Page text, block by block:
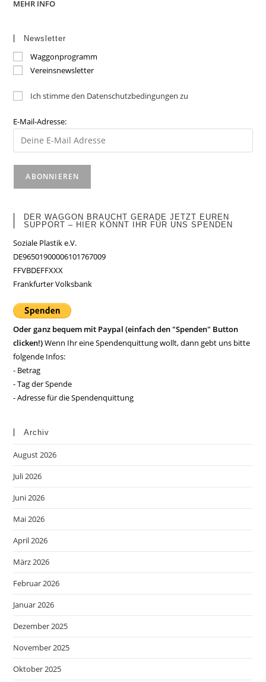
MEHR INFO
Newsletter
Waggonprogramm
Vereinsnewsletter
Ich stimme den Datenschutzbedingungen zu
E-Mail-Adresse:
DER WAGGON BRAUCHT GERADE JETZT EUREN
SUPPORT – HIER KÖNNT IHR FÜR UNS SPENDEN
Soziale Plastik e.V.
DE96501900006101767009
FFVBDEFFXXX
Frankfurter Volksbank
Oder ganz bequem mit Paypal (einfach den "Spenden" Button
clicken!)Wenn Ihr eine Spendenquittung wollt, dann gebt uns bitte
folgende Infos:
- Betrag
- Tag der Spende
- Adresse für die Spendenquittung
Archiv
August 2026
Juli 2026
Juni 2026
Mai 2026
April 2026
März 2026
Februar 2026
Januar 2026
Dezember 2025
November 2025
Oktober 2025